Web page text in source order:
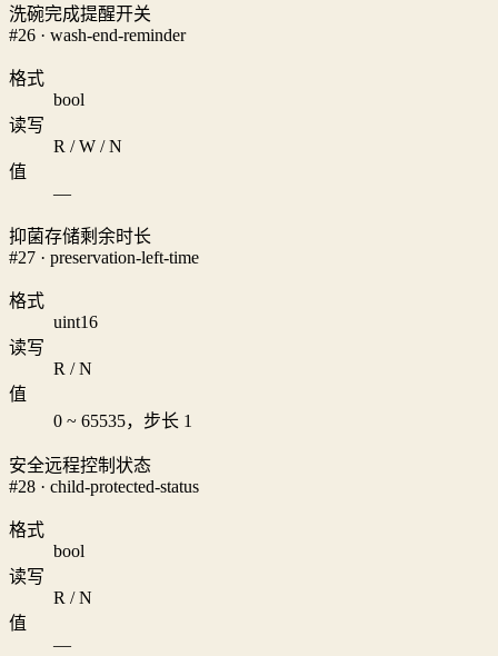
洗碗完成提醒开关
#26 · wash-end-reminder
格式
bool
读写
R / W / N
值
—
抑菌存储剩余时长
#27 · preservation-left-time
格式
uint16
读写
R / N
值
0 ~ 65535，步长 1
安全远程控制状态
#28 · child-protected-status
格式
bool
读写
R / N
值
—